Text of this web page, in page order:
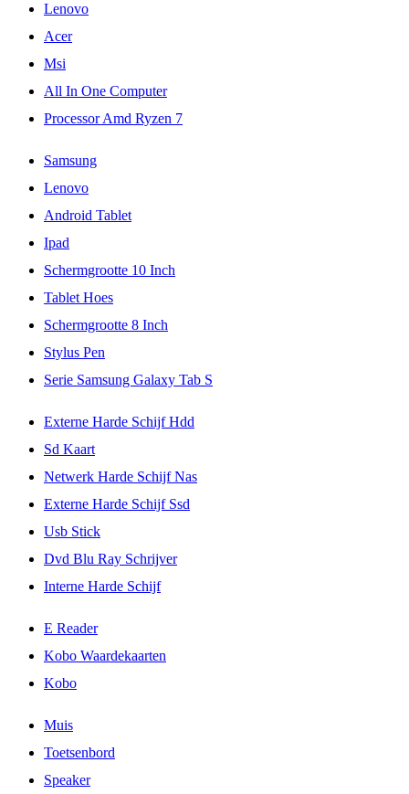
Lenovo
Acer
Msi
All In One Computer
Processor Amd Ryzen 7
Samsung
Lenovo
Android Tablet
Ipad
Schermgrootte 10 Inch
Tablet Hoes
Schermgrootte 8 Inch
Stylus Pen
Serie Samsung Galaxy Tab S
Externe Harde Schijf Hdd
Sd Kaart
Netwerk Harde Schijf Nas
Externe Harde Schijf Ssd
Usb Stick
Dvd Blu Ray Schrijver
Interne Harde Schijf
E Reader
Kobo Waardekaarten
Kobo
Muis
Toetsenbord
Speaker